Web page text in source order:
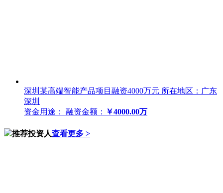
深圳某高端智能产品项目融资4000万元 所在地区：广东
深圳
资金用途：
融资金额： ￥4000.00万
推荐投资人查看更多 >